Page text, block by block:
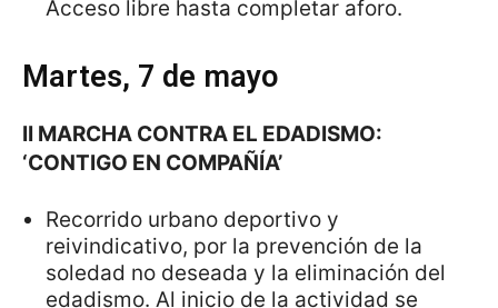
Acceso libre hasta completar aforo.
Martes, 7 de mayo
II MARCHA CONTRA EL EDADISMO:
‘CONTIGO EN COMPAÑÍA’
Recorrido urbano deportivo y
reivindicativo, por la prevención de la
soledad no deseada y la eliminación del
edadismo. Al inicio de la actividad se